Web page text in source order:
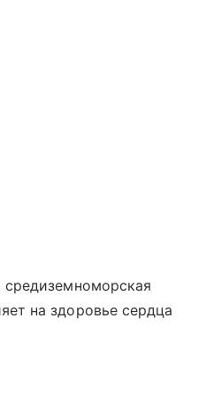
средиземноморская
на здоровье сердца